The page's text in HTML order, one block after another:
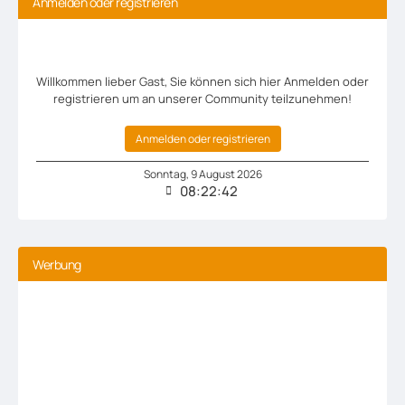
Willkommen lieber Gast, Sie können sich hier Anmelden oder
registrieren um an unserer Community teilzunehmen!
Anmelden oder registrieren
Sonntag,9August2026
08:22:42
Werbung